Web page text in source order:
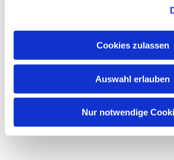
Cookies zulassen
Auswahl erlauben
Nur notwendige
Dies könnte